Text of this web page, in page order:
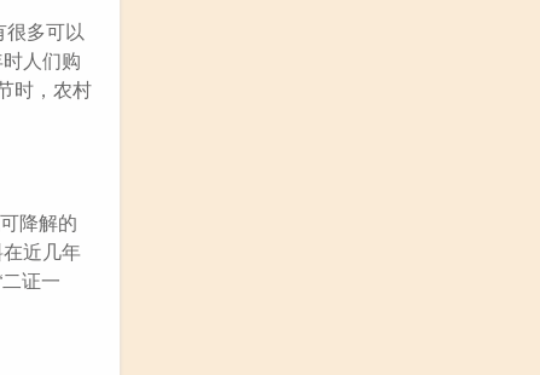
很多可以
人们购
时，农村
降解的
近几年
证一